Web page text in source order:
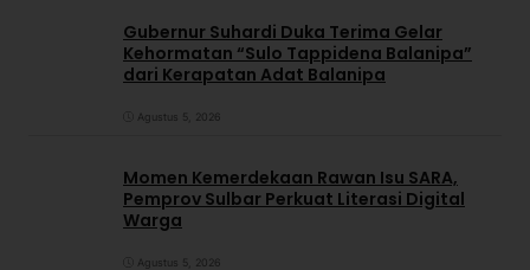
Gubernur Suhardi Duka Terima Gelar
Kehormatan “Sulo Tappidena Balanipa”
dari Kerapatan Adat Balanipa
Agustus 5, 2026
Momen Kemerdekaan Rawan Isu SARA,
Pemprov Sulbar Perkuat Literasi Digital
Warga
Agustus 5, 2026